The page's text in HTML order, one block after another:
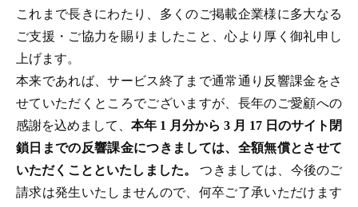
これまで長きにわたり、多くのご掲載企業様に多大なる
ご支援・ご協力を賜りましたこと、心より厚く御礼申し
上げます。
本来であれば、サービス終了まで通常通り反響課金をさ
せていただくところでございますが、長年のご愛顧への
感謝を込めまして、 本年 1 月分から 3 月 17 日のサイト閉
鎖日までの反響課金につきましては、全額無償とさせて
いただくことといたしました。つきましては、今後のご
請求は発生いたしませんので、何卒ご了承いただけます